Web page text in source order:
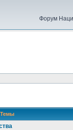
Форум
Темы